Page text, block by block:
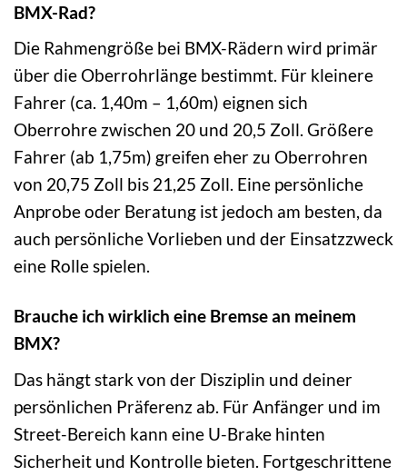
BMX-Rad?
Die Rahmengröße bei BMX-Rädern wird primär
über die Oberrohrlänge bestimmt. Für kleinere
Fahrer (ca. 1,40m – 1,60m) eignen sich
Oberrohre zwischen 20 und 20,5 Zoll. Größere
Fahrer (ab 1,75m) greifen eher zu Oberrohren
von 20,75 Zoll bis 21,25 Zoll. Eine persönliche
Anprobe oder Beratung ist jedoch am besten, da
auch persönliche Vorlieben und der Einsatzzweck
eine Rolle spielen.
Brauche ich wirklich eine Bremse an meinem
BMX?
Das hängt stark von der Disziplin und deiner
persönlichen Präferenz ab. Für Anfänger und im
Street-Bereich kann eine U-Brake hinten
Sicherheit und Kontrolle bieten. Fortgeschrittene